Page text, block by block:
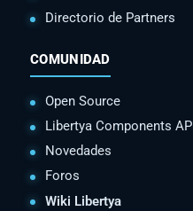
Directorio de Partners
COMUNIDAD
Open Source
Libertya Components API
Novedades
Foros
Wiki Libertya